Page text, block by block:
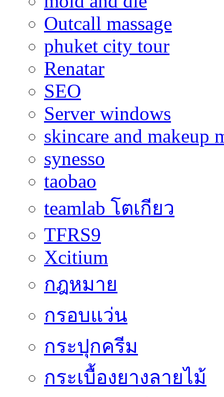
Outcall massage
phuket city tour
Renatar
SEO
Server windows
skincare and makeup
synesso
taobao
teamlab โตเกียว
TFRS9
Xcitium
กฎหมาย
กรอบแว่น
กระปุกครีม
กระเบื้องยางลายไม้